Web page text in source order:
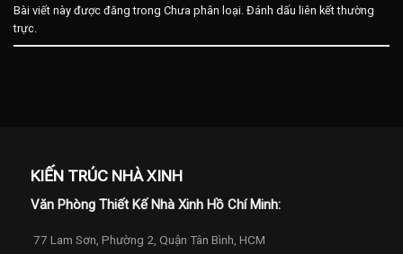
Bài viết này được đăng trong Chưa phân loại. Đánh dấu liên kết thường
trực.
KIẾN TRÚC NHÀ XINH
Văn Phòng Thiết Kế Nhà Xinh Hồ Chí Minh:
77 Lam Sơn, Phường 2, Quận Tân Bình, HCM